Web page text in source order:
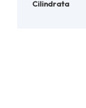
Cilindrata